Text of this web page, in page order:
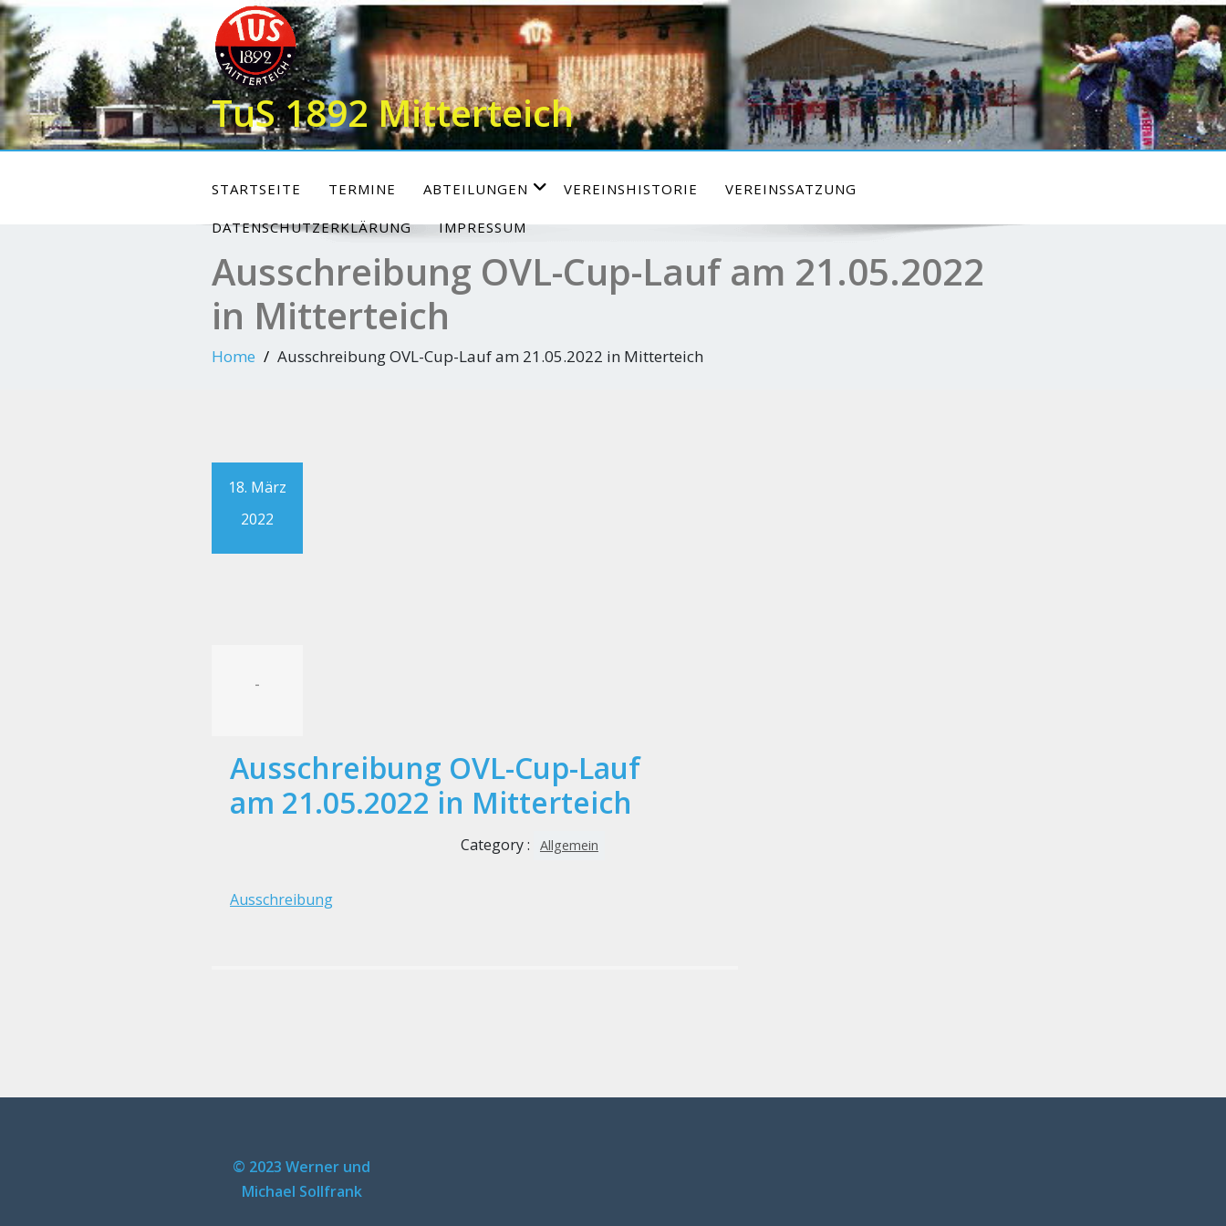
Skip
to
content
TuS 1892 Mitterteich
STARTSEITE TERMINE ABTEILUNGEN VEREINSHISTORIE VEREINSSATZUNG
DATENSCHUTZERKLÄRUNG IMPRESSUM
Ausschreibung OVL-Cup-Lauf am 21.05.2022
in Mitterteich
Home Ausschreibung OVL-Cup-Lauf am 21.05.2022 in Mitterteich
18. März
2022
-
Ausschreibung OVL-Cup-Lauf
am 21.05.2022 in Mitterteich
Category : Allgemein
Ausschreibung
© 2023 Werner und
Michael Sollfrank